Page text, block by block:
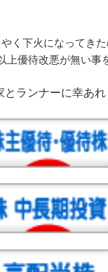
く下火になってき
上優待改悪が無い事
とランナーに幸あれ